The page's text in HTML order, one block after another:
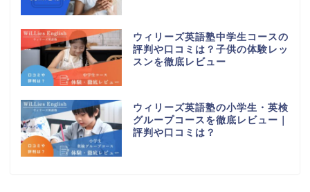
ウィリーズ英語塾中学生コースの
評判や口コミは？子供の体験レッ
スンを徹底レビュー
ウィリーズ英語塾の小学生・英検
グループコースを徹底レビュー｜
評判や口コミは？